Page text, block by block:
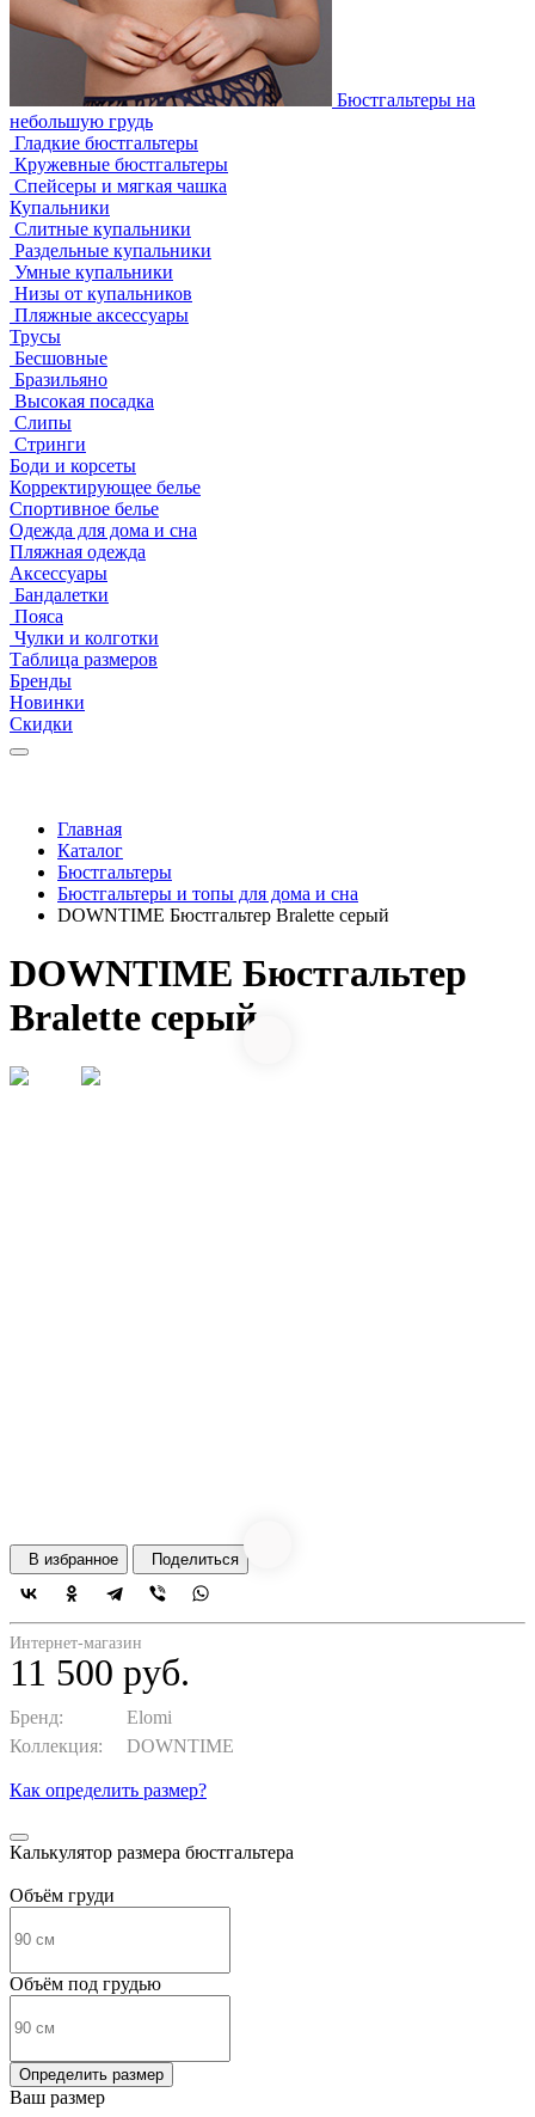
Бюстгальтеры на
небольшую грудь
Гладкие бюстгальтеры
Кружевные бюстгальтеры
Спейсеры и мягкая чашка
Купальники
Слитные купальники
Раздельные купальники
Умные купальники
Низы от купальников
Пляжные аксессуары
Трусы
Бесшовные
Бразильяно
Высокая посадка
Слипы
Стринги
Боди и корсеты
Корректирующее белье
Спортивное белье
Одежда для дома и сна
Пляжная одежда
Аксессуары
Бандалетки
Пояса
Чулки и колготки
Таблица размеров
Бренды
Новинки
Скидки
Главная
Каталог
Бюстгальтеры
Бюстгальтеры и топы для дома и сна
DOWNTIME Бюстгальтер Bralette серый
DOWNTIME Бюстгальтер
Bralette серый
В избранное Поделиться
Интернет-магазин
11 500 руб.
Бренд:
Elomi
Коллекция:
DOWNTIME
Как определить размер?
Калькулятор размера бюстгальтера
Объём груди
Объём под грудью
Определить размер
Ваш размер